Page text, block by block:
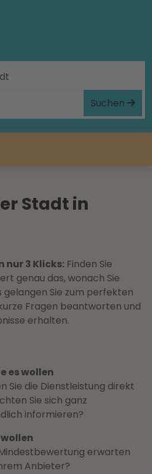
Suchen
Stadt in
nur 3 Klicks: Finden Sie
genau das, wonach Sie
gelangen Sie zum perfekten
Fragen beantworten und
erhalten.
es wollen
Sie die Dienstleistung direkt
Sie sich ganz
informieren?
erwarten
Anbieter?